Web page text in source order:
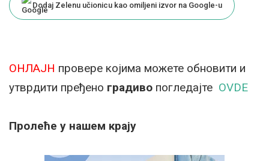
Dodaj Zelenu učionicu kao omiljeni izvor na Google-u
ОНЛАЈН провере којима можете обновити и
утврдити пређено градиво погледајте OVDE
Пролеће у нашем крају